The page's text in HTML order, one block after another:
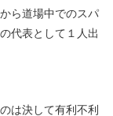
ら道場中でのスパ
代表として１人出
は決して有利不利